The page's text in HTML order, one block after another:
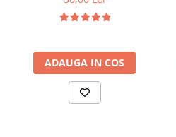
ADAUGA IN COS